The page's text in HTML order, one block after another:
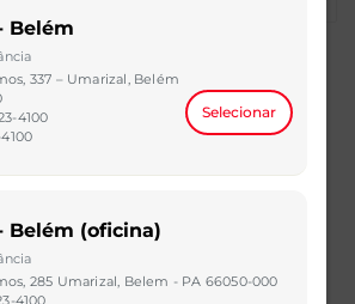
Belém
337 – Umarizal, Belém
4100
Selecionar
Belém (oficina)
285 Umarizal, Belem - PA 66050-000
4100